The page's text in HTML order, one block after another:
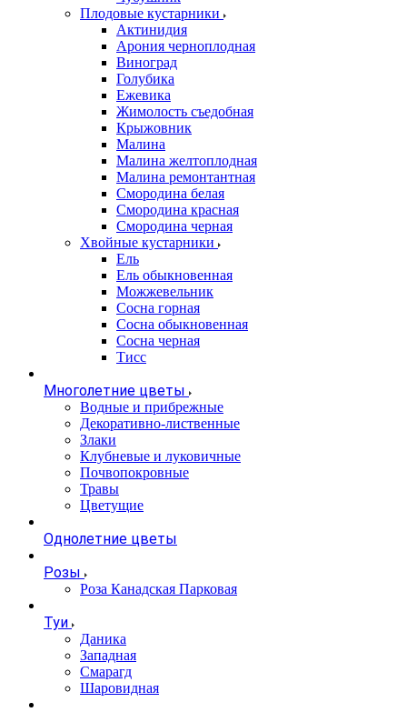
Плодовые кустарники
Актинидия
Арония черноплодная
Виноград
Голубика
Ежевика
Жимолость съедобная
Крыжовник
Малина
Малина желтоплодная
Малина ремонтантная
Смородина белая
Смородина красная
Смородина черная
Хвойные кустарники
Ель
Ель обыкновенная
Можжевельник
Сосна горная
Сосна обыкновенная
Сосна черная
Тисс
Многолетние цветы
Водные и прибрежные
Декоративно-лиственные
Злаки
Клубневые и луковичные
Почвопокровные
Травы
Цветущие
Однолетние цветы
Розы
Роза Канадская Парковая
Туи
Даника
Западная
Смарагд
Шаровидная